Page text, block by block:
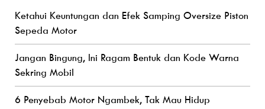
Ketahui Keuntungan dan Efek Samping Oversize Piston
Sepeda Motor
Jangan Bingung, Ini Ragam Bentuk dan Kode Warna
Sekring Mobil
6 Penyebab Motor Ngambek, Tak Mau Hidup